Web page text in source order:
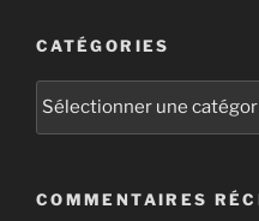
CATÉGORIES
COMMENTAIRES